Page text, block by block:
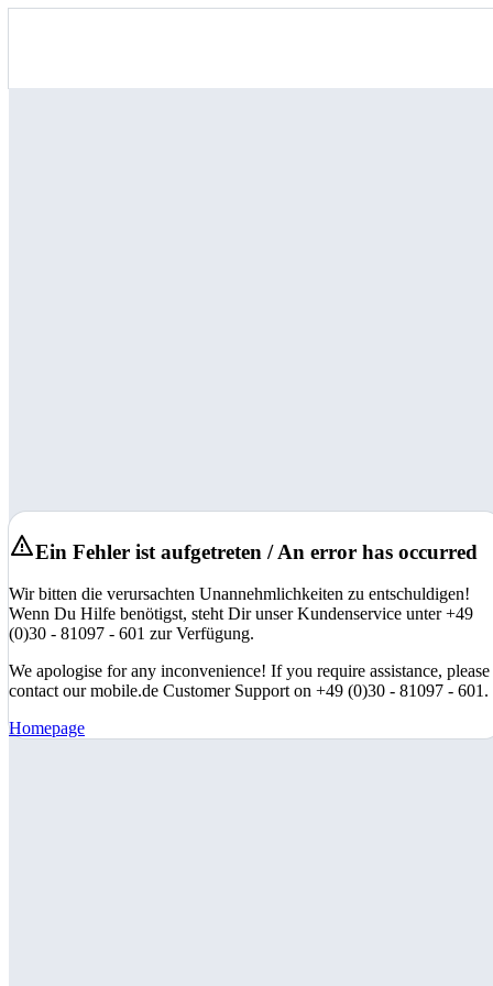
Ein Fehler ist aufgetreten / An error has occurred
Wir bitten die verursachten Unannehmlichkeiten zu entschuldigen!
Wenn Du Hilfe benötigst, steht Dir unser Kundenservice unter +49
(0)30 - 81097 - 601 zur Verfügung.
We apologise for any inconvenience! If you require assistance, please
contact our mobile.de Customer Support on +49 (0)30 - 81097 - 601.
Homepage